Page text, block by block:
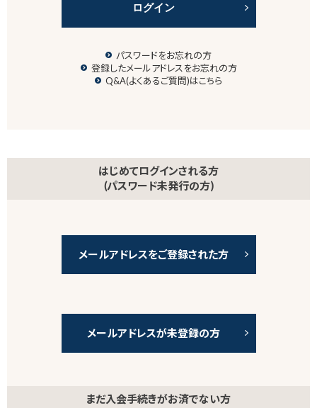
ログイン
パスワードをお忘れの方
登録したメールアドレスをお忘れの方
Q&A(よくあるご質問)はこちら
はじめてログインされる方
(パスワード未発行の方)
メールアドレスをご登録された方
メールアドレスが未登録の方
まだ入会手続きがお済でない方